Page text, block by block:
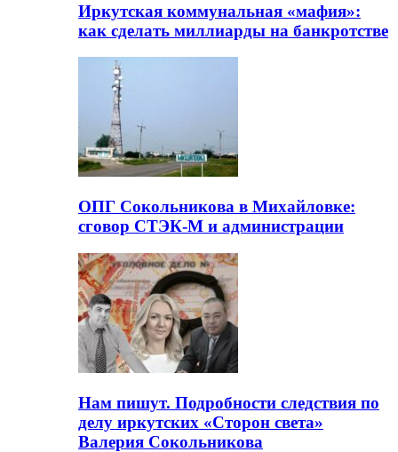
Иркутская коммунальная «мафия»:
как сделать миллиарды на банкротстве
ОПГ Сокольникова в Михайловке:
сговор СТЭК-М и администрации
Нам пишут. Подробности следствия по
делу иркутских «Сторон света»
Валерия Сокольникова